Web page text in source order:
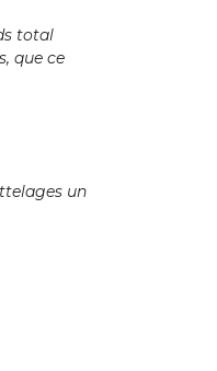
total
que ce
un